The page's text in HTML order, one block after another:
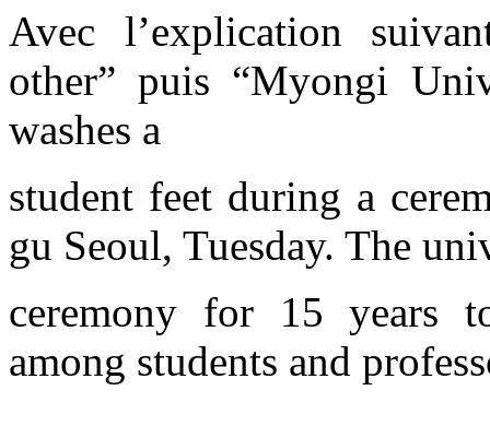
Avec l’explication
other” puis “Myongi
washes a
student feet during a
gu Seoul, Tuesday. The
ceremony for 15 years
among students and